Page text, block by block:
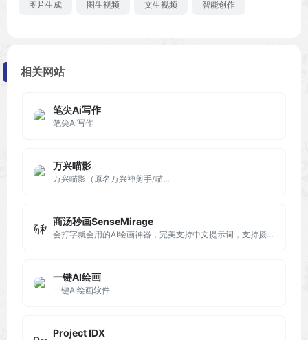
图片生成 图生视频 文生视频 智能创作
相关网站
笔尖Ai写作
笔尖Ai写作
万兴喵影
万兴喵影（原名万兴神剪手/喵...
商汤秒画SenseMirage
会打字就会用的AI绘画神器，完美支持中文提示词，支持摄影、可爱、精致、赛博朋克、电影等超多风格，人人都可以是插画师！快速创作二次元、写实向等多种风格小姐姐！
一键AI绘画
一键AI绘画软件
Project IDX